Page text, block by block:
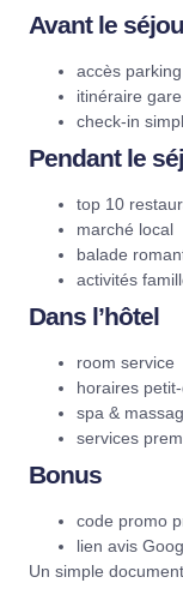
Avant le
accès parking
itinéraire
check-in
Pendant le
top 10
marché local
balade
activités
Dans l’hôtel
room service
horaires
spa &
services
Bonus
code promo
lien avis
Un simple